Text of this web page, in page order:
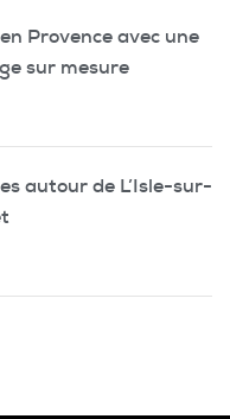
Provence avec une
sur mesure
autour de L’Isle-sur-